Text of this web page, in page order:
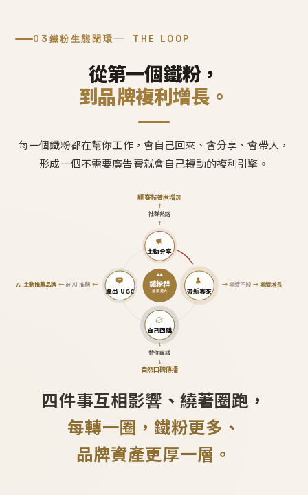
03 鐵粉生態閉環 THE LOOP
從第一個鐵粉，
到品牌複利增長。
每一個鐵粉都在幫你工作，會自己回來、會分享、會帶人，
形成一個不需要廣告費就會自己轉動的複利引擎。
鐵粉群
越滾越大
主動分享
↑
社群熱絡
↑
顧客黏著度增加
帶新客來
→業績不掉 →業績增長
自己回購
↓
替你說話
↓
自然口碑傳播
產出 UGC
AI 主動推薦品牌←被 AI 推薦 ←
四件事互相影響、繞著圈跑，
每轉一圈，鐵粉更多、
品牌資產更厚一層。